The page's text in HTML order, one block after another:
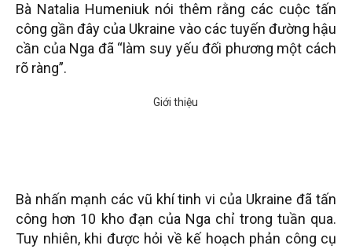
Bà Natalia Humeniuk nói thêm rằng các cuộc tấn
công gần đây của Ukraine vào các tuyến đường hậu
cần của Nga đã “làm suy yếu đối phương một cách
rõ ràng”.
Bà nhấn mạnh các vũ khí tinh vi của Ukraine đã tấn
công hơn 10 kho đạn của Nga chỉ trong tuần qua.
Tuy nhiên, khi được hỏi về kế hoạch phản công cụ